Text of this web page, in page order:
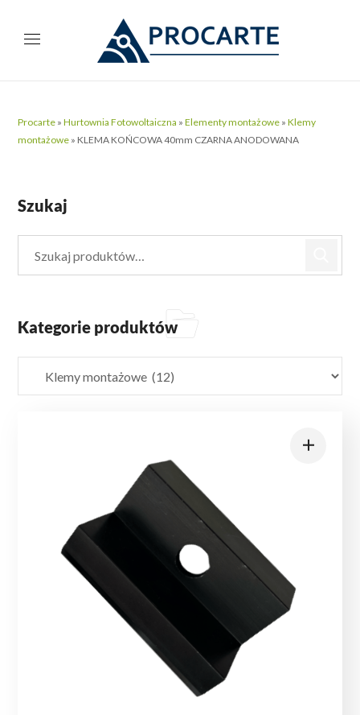
Procarte »Hurtownia Fotowoltaiczna »Elementy montażowe »Klemy
montażowe » KLEMA KOŃCOWA 40mm CZARNA ANODOWANA
Szukaj
Kategorie produktów